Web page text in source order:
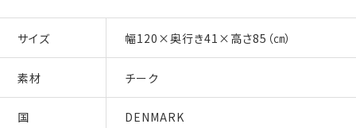
サイズ 幅120×奥行き41×高さ85（㎝）
素材 チーク
国 DENMARK